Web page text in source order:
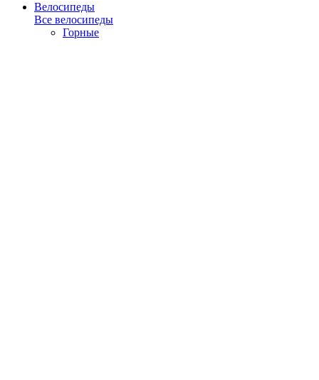
Велосипеды
Все велосипеды
Горные